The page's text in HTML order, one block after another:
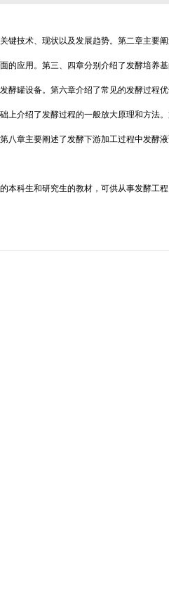
技术、现状以及发展趋势。第二章主要
的应用。第三、四章分别介绍了发酵培养
酵罐设备。第六章介绍了常见的发酵过程
上介绍了发酵过程的一般放大原理和方法
八章主要阐述了发酵下游加工过程中发酵
科生和研究生的教材，可供从事发酵工